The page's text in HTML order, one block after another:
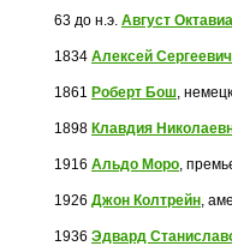
63 до н.э.Август
1834Алексей
1861 Роберт Бош,
1898 Клавдия
1916Альдо Моро,
1926Джон Колтрейн,
1936Эдвард